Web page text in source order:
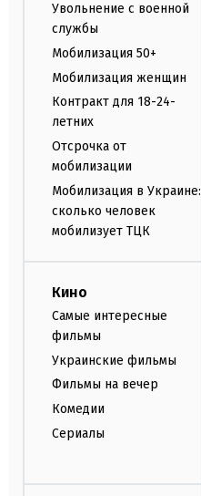
Увольнение с военной
службы
Мобилизация 50+
Мобилизация женщин
Контракт для 18-24-
летних
Отсрочка от
мобилизации
Мобилизация в Украине:
сколько человек
мобилизует ТЦК
Кино
Самые интересные
фильмы
Украинские фильмы
Фильмы на вечер
Комедии
Сериалы